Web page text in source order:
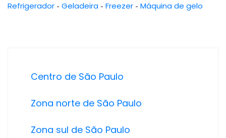
Refrigerador - Geladeira - Freezer - Máquina de gelo
Centro de São Paulo
Zona norte de São Paulo
Zona sul de São Paulo